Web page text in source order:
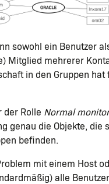
sowohl ein Benutzer
Mitglied mehrerer
in den Gruppen hat
der Rolle Normal
genau die Objekte, die
befinden.
mit einem Host
alle Benutzer